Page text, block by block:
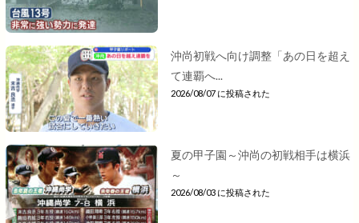
沖尚初戦へ向け調整「あの日を超え
て連覇へ...
2026/08/07 に投稿された
夏の甲子園～沖尚の初戦相手は横浜
～
2026/08/03 に投稿された